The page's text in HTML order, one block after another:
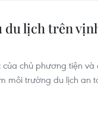
du lịch trên
chủ phương tiện
trường du lịch an